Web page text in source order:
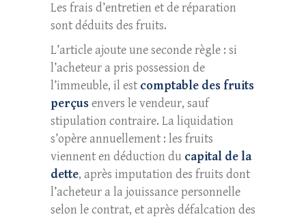
Les frais d’entretien et de réparation
sont déduits des fruits.
L’article ajoute une seconde règle : si
l’acheteur a pris possession de
l’immeuble, il est comptable des fruits
perçusenvers le vendeur, sauf
stipulation contraire. La liquidation
s’opère annuellement : les fruits
viennent en déduction du capital de la
dette, après imputation des fruits dont
l’acheteur a la jouissance personnelle
selon le contrat, et après défalcation des